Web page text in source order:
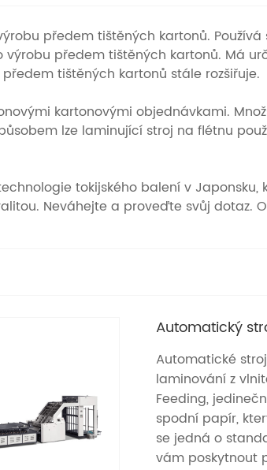
předem tištěných kartonů.
předem tištěných kartonů. Má
tištěných kartonů stále rozšiřuje.
kartonovými objednávkami.
lze laminující stroj na flétnu
tokijského balení v
Neváhejte a proveďte svůj dotaz.
Automatický
Automatické
laminování z
Feeding,
spodní papír,
se jedná o
vám poskytnout